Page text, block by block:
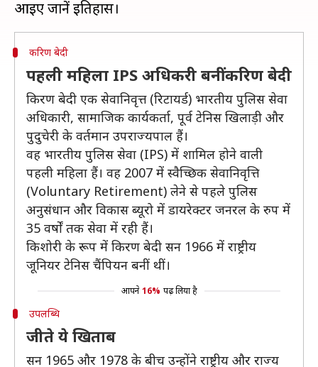
करिण बेदी
पहली महिला IPS अधिकरी बनीं करिण बेदी
किरण बेदी एक सेवानिवृत्त (रिटायर्ड) भारतीय पुलिस सेवा
अधिकारी, सामाजिक कार्यकर्ता, पूर्व टेनिस खिलाड़ी और
पुदुचेरी के वर्तमान उपराज्यपाल हैं।
वह भारतीय पुलिस सेवा (IPS) में शामिल होने वाली
पहली महिला हैं। वह 2007 में स्वैच्छिक सेवानिवृत्ति
(Voluntary Retirement) लेने से पहले पुलिस
अनुसंधान और विकास ब्यूरो में डायरेक्टर जनरल के रुप में
35 वर्षों तक सेवा में रही हैं।
किशोरी के रूप में किरण बेदी सन 1966 में राष्ट्रीय
जूनियर टेनिस चैंपियन बनीं थीं।
आपने 16% पढ़ लिया है
उपलब्धि
जीते ये खिताब
सन 1965 और 1978 के बीच उन्होंने राष्ट्रीय और राज्य